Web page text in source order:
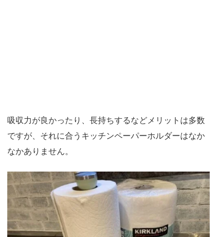
吸収力が良かったり、長持ちするなどメリットは多数
ですが、それに合うキッチンペーパーホルダーはなか
なかありません。